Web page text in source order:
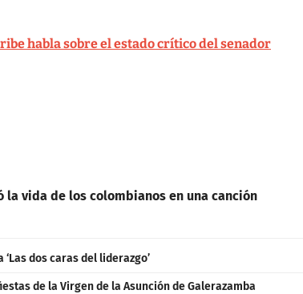
habla sobre el estado crítico del senador
vida de los colombianos en una canción
dos caras del liderazgo’
de la Virgen de la Asunción de Galerazamba